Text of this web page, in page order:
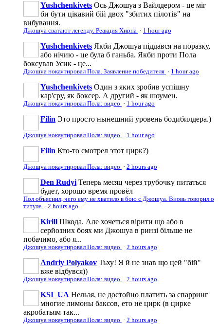
Yushchenkivets Ось Джошуа з Вайлдером - це міг
би бути цікавий бій двох "збитих пілотів" на
вибування.
Джошуа сватают легенду. Реакция Хирна · 1 hour ago
Yushchenkivets Якби Джошуа піддався на поразку,
або нічию - це була б ганьба. Якби проти Пола
боксував Усик - це...
Джошуа нокаутировал Пола. Заявление победителя · 1 hour ago
Yushchenkivets Один з яких зробив успішну
кар'єру, як боксер. А другий - як шоумен.
Джошуа нокаутировал Пола: видео · 1 hour ago
Filin Это просто нынешний уровень бодибилдера.)
Джошуа нокаутировал Пола: видео · 1 hour ago
Filin Кто-то смотрел этот цирк?)
Джошуа нокаутировал Пола: видео · 2 hours ago
Den Rudyi Теперь месяц через трубочку питаться
будет, хорошо время провёл
Пол объяснил, чего ему не хватило в бою с Джошуа. Вновь говорил о
титуле · 2 hours ago
Kirill Шкода. Але хочеться вірити що або в
серйозних боях ми Джошуа в ринзі більше не
побачимо, або я...
Джошуа нокаутировал Пола: видео · 2 hours ago
Andriy Polyakov Тьху! Я й не знав що цей "бій"
вже відбувся))
Джошуа нокаутировал Пола: видео · 2 hours ago
KSI_UA Нельзя, не достойно платить за спарринг
многие лимоны баксов, ето не цирк (в цирке
акробатьям так...
Джошуа нокаутировал Пола: видео · 2 hours ago